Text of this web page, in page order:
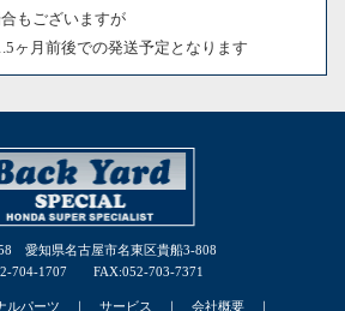
もございますが
ヶ月前後での発送予定となります
愛知県名古屋市名東区貴船3-808
704-1707 FAX:052-703-7371
ルパーツ ｜ サービス ｜ 会社概要 ｜